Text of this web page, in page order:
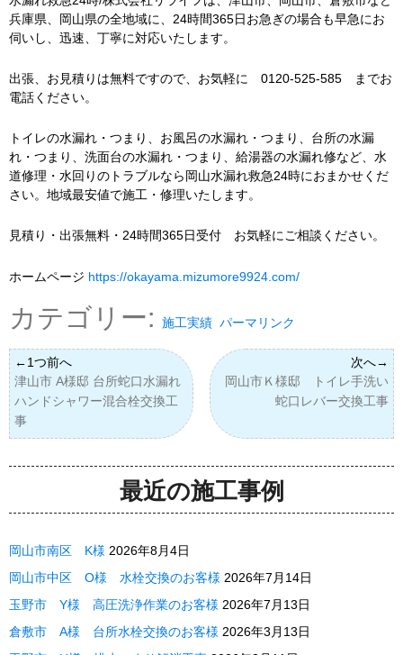
兵庫県、岡山県の全地域に、24時間365日お急ぎの場合も早急にお
伺いし、迅速、丁寧に対応いたします。
出張、お見積りは無料ですので、お気軽に 0120-525-585 までお
電話ください。
トイレの水漏れ・つまり、お風呂の水漏れ・つまり、台所の水漏
れ・つまり、洗面台の水漏れ・つまり、給湯器の水漏れ修など、水
道修理・水回りのトラブルなら岡山水漏れ救急24時におまかせくだ
さい。地域最安値で施工・修理いたします。
見積り・出張無料・24時間365日受付 お気軽にご相談ください。
ホームページ https://okayama.mizumore9924.com/
カテゴリー: 施工実績 パーマリンク
津山市 A様邸 台所蛇口水漏れ
ハンドシャワー混合栓交換工
事
岡山市Ｋ様邸 トイレ手洗い
蛇口レバー交換工事
最近の施工事例
岡山市南区 K様 2026年8月4日
岡山市中区 O様 水栓交換のお客様 2026年7月14日
玉野市 Y様 高圧洗浄作業のお客様 2026年7月13日
倉敷市 A様 台所水栓交換のお客様 2026年3月13日